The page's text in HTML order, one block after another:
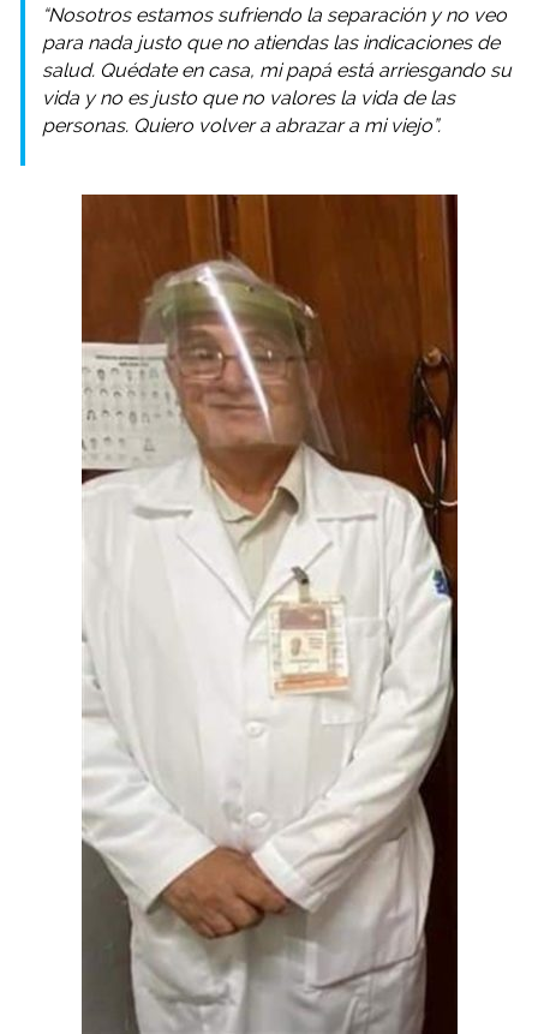
“Nosotros estamos sufriendo la separación y no veo
para nada justo que no atiendas las indicaciones de
salud. Quédate en casa, mi papá está arriesgando su
vida y no es justo que no valores la vida de las
personas. Quiero volver a abrazar a mi viejo”.